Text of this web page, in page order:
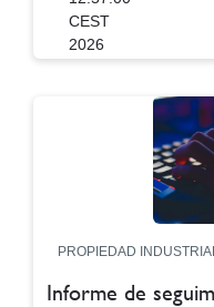
CEST
2026
PROPIEDAD
Informe de